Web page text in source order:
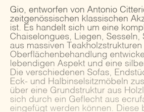
Gio, entworfen von Antonio
zeitgenössischen klassischen
ist. Es handelt sich um eine
Chaiselongues, Liegen,
aus massiven
Oberflächenbehandlung
lebendigen Aspekt und eine
Die verschiedenen Sofas,
Eck- und Halbinselsitzmöbeln
über eine Grundstruktur aus
sich durch ein Geflecht aus
eingefügt werden können. Diese